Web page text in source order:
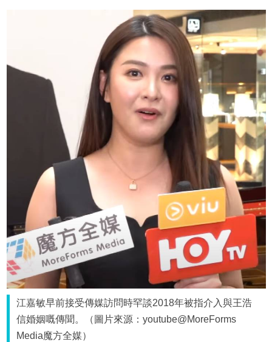
江嘉敏早前接受傳媒訪問時罕談2018年被指介入與王浩
信婚姻嘅傳聞。（圖片來源：youtube@MoreForms
Media魔方全媒）